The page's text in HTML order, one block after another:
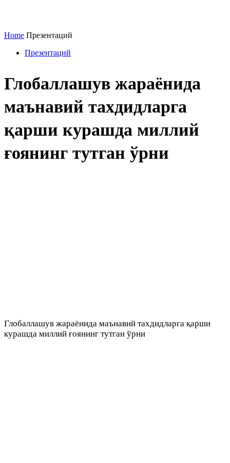
Home Презентаций
Презентаций
Глобаллашув жараёнида
маънавий тахдидларга
қарши курашда миллий
ғоянинг тутган ўрни
Глобаллашув жараёнида маънавий тахдидларга қарши
курашда миллий ғоянинг тутган ўрни